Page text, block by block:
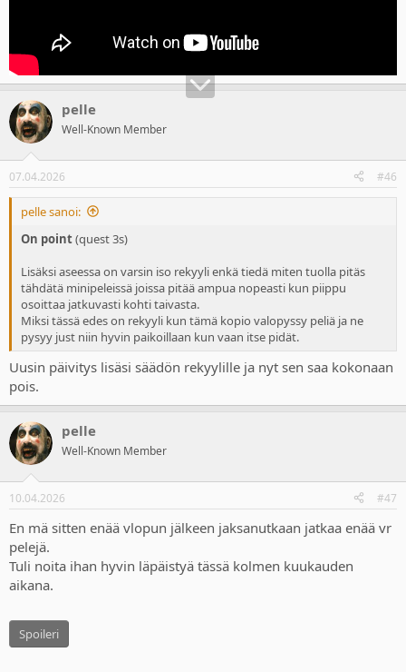
pelle
Well-Known Member
07.04.2026 #46
pelle sanoi:
On point(quest 3s)
Lisäksi aseessa on varsin iso rekyyli enkä tiedä miten tuolla pitäs
tähdätä minipeleissä joissa pitää ampua nopeasti kun piippu
osoittaa jatkuvasti kohti taivasta.
Miksi tässä edes on rekyyli kun tämä kopio valopyssy peliä ja ne
pysyy just niin hyvin paikoillaan kun vaan itse pidät.
Uusin päivitys lisäsi säädön rekyylille ja nyt sen saa kokonaan
pois.
pelle
Well-Known Member
10.04.2026 #47
En mä sitten enää vlopun jälkeen jaksanutkaan jatkaa enää vr
pelejä.
Tuli noita ihan hyvin läpäistyä tässä kolmen kuukauden
aikana.
Spoileri